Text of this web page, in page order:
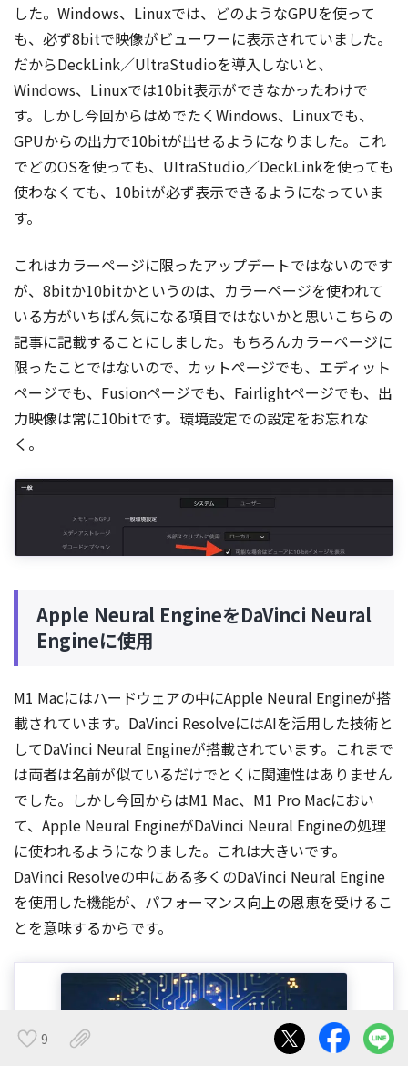
9
した。Windows、Linuxでは、どのようなGPUを使って
も、必ず8bitで映像がビューワーに表示されていました。
だからDeckLink／UltraStudioを導入しないと、
Windows、Linuxでは10bit表示ができなかったわけで
す。しかし今回からはめでたくWindows、Linuxでも、
GPUからの出力で10bitが出せるようになりました。これ
でどのOSを使っても、UItraStudio／DeckLinkを使っても
使わなくても、10bitが必ず表示できるようになっていま
す。
これはカラーページに限ったアップデートではないのです
が、8bitか10bitかというのは、カラーページを使われて
いる方がいちばん気になる項目ではないかと思いこちらの
記事に記載することにしました。もちろんカラーページに
限ったことではないので、カットページでも、エディット
ページでも、Fusionページでも、Fairlightページでも、出
力映像は常に10bitです。環境設定での設定をお忘れな
く。
Apple Neural EngineをDaVinci Neural
Engineに使用
M1 Macにはハードウェアの中にApple Neural Engineが搭
載されています。DaVinci ResolveにはAIを活用した技術と
してDaVinci Neural Engineが搭載されています。これまで
は両者は名前が似ているだけでとくに関連性はありません
でした。しかし今回からはM1 Mac、M1 Pro Macにおい
て、Apple Neural EngineがDaVinci Neural Engineの処理
に使われるようになりました。これは大きいです。
DaVinci Resolveの中にある多くのDaVinci Neural Engine
を使用した機能が、パフォーマンス向上の恩恵を受けるこ
とを意味するからです。